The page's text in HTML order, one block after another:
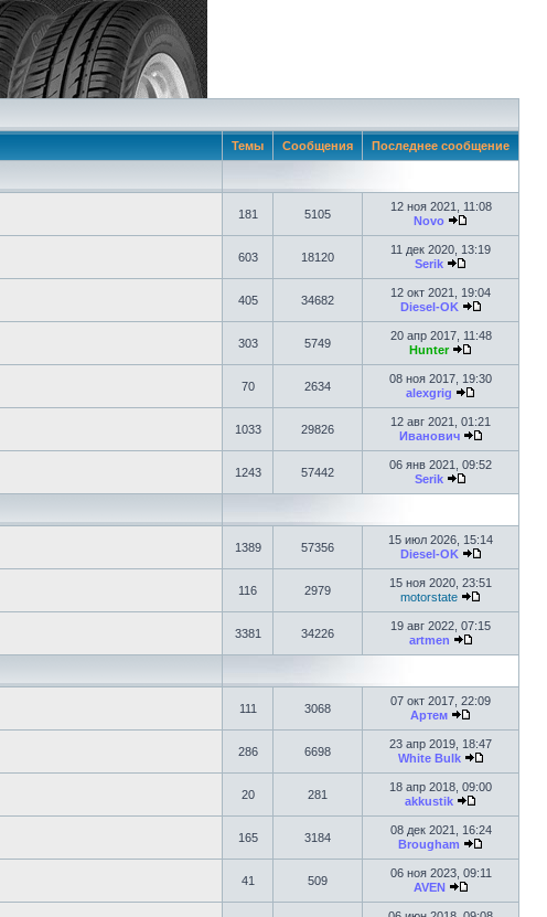
Темы Сообщения Последнее сообщение
181 5105
12 ноя 2021, 11:08
Novo
603 18120
11 дек 2020, 13:19
Serik
405 34682
12 окт 2021, 19:04
Diesel-OK
303 5749
20 апр 2017, 11:48
Hunter
70 2634
08 ноя 2017, 19:30
alexgrig
1033 29826
12 авг 2021, 01:21
Иванович
1243 57442
06 янв 2021, 09:52
Serik
1389 57356
15 июл 2026, 15:14
Diesel-OK
116 2979
15 ноя 2020, 23:51
motorstate
3381 34226
19 авг 2022, 07:15
artmen
111 3068
07 окт 2017, 22:09
Артем
286 6698
23 апр 2019, 18:47
White Bulk
20 281
18 апр 2018, 09:00
akkustik
165 3184
08 дек 2021, 16:24
Brougham
41 509
06 ноя 2023, 09:11
AVEN